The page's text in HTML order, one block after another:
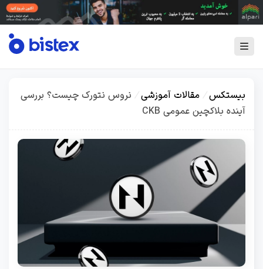
بیستکس مقالات آموزشی
نروس نتورک چیست؟ بررسی
آینده بلاکچین عمومی CKB